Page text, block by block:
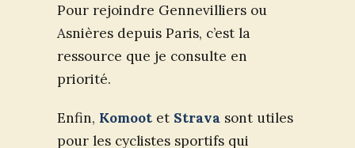
Pour rejoindre Gennevilliers ou
Asnières depuis Paris, c’est la
ressource que je consulte en
priorité.
Enfin, Komoot et Strava sont utiles
pour les cyclistes sportifs qui